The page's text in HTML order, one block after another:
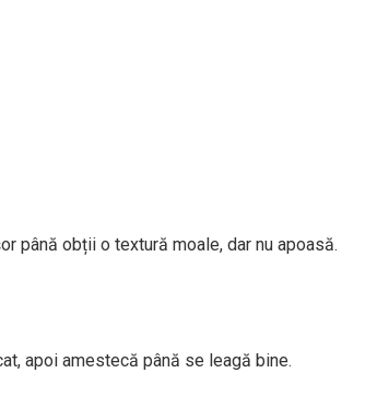
până obții o textură moale, dar nu apoasă.
apoi amestecă până se leagă bine.